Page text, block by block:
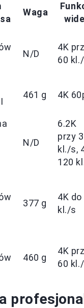
Waga
N/D
4K
60
461 g 4K
N/D
6.2K
przy
kl./s,
120
377 g
4K do
kl./s
460 g
4K
60